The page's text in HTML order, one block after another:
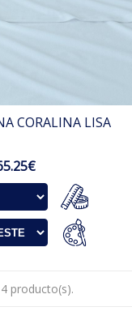
CORALINA LISA
producto(s).